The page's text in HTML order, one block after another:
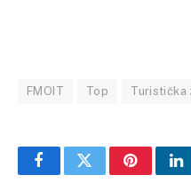
FMOIT Top Turistička
FacebookTwitterPinterest